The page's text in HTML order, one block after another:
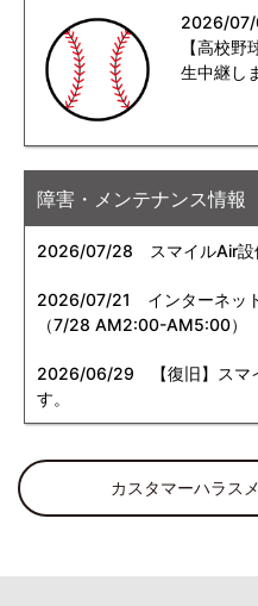
2026/
【高校
生中継し
障害・メンテナンス情報
2026/07/28 スマイルAir設
2026/07/21
インターネッ
（7/28 AM2:00-AM5:00）
2026/06/29 【復旧】スマ
す。
カスタマーハラス